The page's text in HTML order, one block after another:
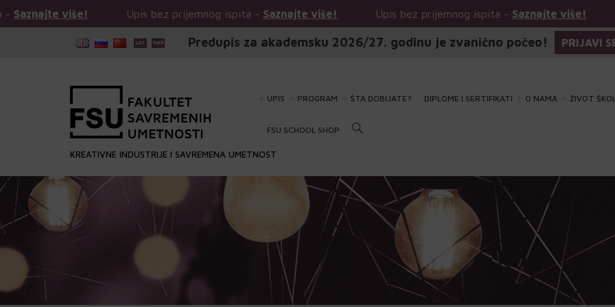
Upis bez prijemnog ispita -Saznajte više! Upis bez prijemnog ispita -Saznajte više! Upis bez
Predupis za akademsku 2026/27. godinu je zvanično počeo! PRIJAVI
UPIS PROGRAM ŠTA DOBIJATE? DIPLOME I SERTIFIKATI O NAMA ŽIVOT
FSU SCHOOL SHOP
KREATIVNE INDUSTRIJE I SAVREMENA UMETNOST